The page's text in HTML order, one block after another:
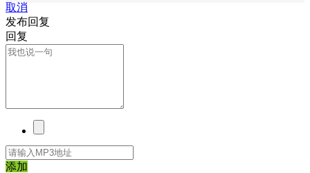
取消
发布回复
回复
添加